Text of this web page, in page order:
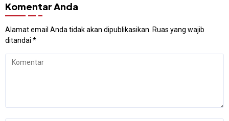
Komentar Anda
Alamat email Anda tidak akan dipublikasikan. Ruas yang wajib
ditandai *